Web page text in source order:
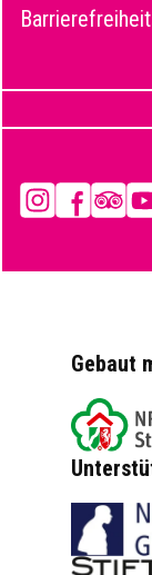
InstagramFacebook
Gebaut